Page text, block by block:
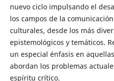
nuevo ciclo impulsando el
los campos de la
culturales, desde los más
epistemológicos y temáticos.
un especial énfasis en
abordan los problemas
espíritu crítico.